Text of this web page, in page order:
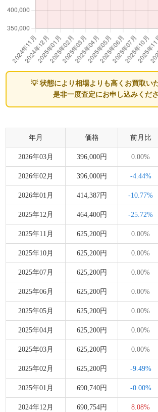
💡 状態により相場よりも高くお買取い
是非一度査定にお申し込みくださ
年月 価格 前月比
2026年03月 396,000円 0.00%
2026年02月 396,000円 -4.44%
2026年01月 414,387円 -10.77%
2025年12月 464,400円 -25.72%
2025年11月 625,200円 0.00%
2025年10月 625,200円 0.00%
2025年07月 625,200円 0.00%
2025年06月 625,200円 0.00%
2025年05月 625,200円 0.00%
2025年04月 625,200円 0.00%
2025年03月 625,200円 0.00%
2025年02月 625,200円 -9.49%
2025年01月 690,740円 -0.00%
2024年12月 690,754円 8.08%